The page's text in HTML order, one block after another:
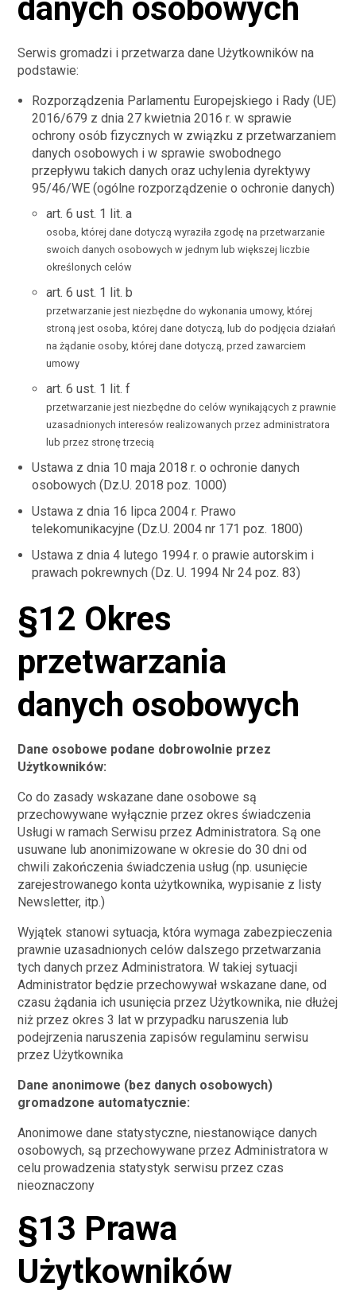
danych osobowych
Serwis gromadzi i przetwarza dane Użytkowników na
podstawie:
Rozporządzenia Parlamentu Europejskiego i Rady (UE)
2016/679 z dnia 27 kwietnia 2016 r. w sprawie
ochrony osób fizycznych w związku z przetwarzaniem
danych osobowych i w sprawie swobodnego
przepływu takich danych oraz uchylenia dyrektywy
95/46/WE (ogólne rozporządzenie o ochronie danych)
art. 6 ust. 1 lit. a
osoba, której dane dotyczą wyraziła zgodę na przetwarzanie
swoich danych osobowych w jednym lub większej liczbie
określonych celów
art. 6 ust. 1 lit. b
przetwarzanie jest niezbędne do wykonania umowy, której
stroną jest osoba, której dane dotyczą, lub do podjęcia działań
na żądanie osoby, której dane dotyczą, przed zawarciem
umowy
art. 6 ust. 1 lit. f
przetwarzanie jest niezbędne do celów wynikających z prawnie
uzasadnionych interesów realizowanych przez administratora
lub przez stronę trzecią
Ustawa z dnia 10 maja 2018 r. o ochronie danych
osobowych (Dz.U. 2018 poz. 1000)
Ustawa z dnia 16 lipca 2004 r. Prawo
telekomunikacyjne (Dz.U. 2004 nr 171 poz. 1800)
Ustawa z dnia 4 lutego 1994 r. o prawie autorskim i
prawach pokrewnych (Dz. U. 1994 Nr 24 poz. 83)
§12 Okres
przetwarzania
danych osobowych
Dane osobowe podane dobrowolnie przez
Użytkowników:
Co do zasady wskazane dane osobowe są
przechowywane wyłącznie przez okres świadczenia
Usługi w ramach Serwisu przez Administratora. Są one
usuwane lub anonimizowane w okresie do 30 dni od
chwili zakończenia świadczenia usług (np. usunięcie
zarejestrowanego konta użytkownika, wypisanie z listy
Newsletter, itp.)
Wyjątek stanowi sytuacja, która wymaga zabezpieczenia
prawnie uzasadnionych celów dalszego przetwarzania
tych danych przez Administratora. W takiej sytuacji
Administrator będzie przechowywał wskazane dane, od
czasu żądania ich usunięcia przez Użytkownika, nie dłużej
niż przez okres 3 lat w przypadku naruszenia lub
podejrzenia naruszenia zapisów regulaminu serwisu
przez Użytkownika
Dane anonimowe (bez danych osobowych)
gromadzone automatycznie:
Anonimowe dane statystyczne, niestanowiące danych
osobowych, są przechowywane przez Administratora w
celu prowadzenia statystyk serwisu przez czas
nieoznaczony
§13 Prawa
Użytkowników